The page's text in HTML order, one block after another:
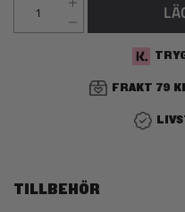
FRAKT 79
TILLBEHÖR